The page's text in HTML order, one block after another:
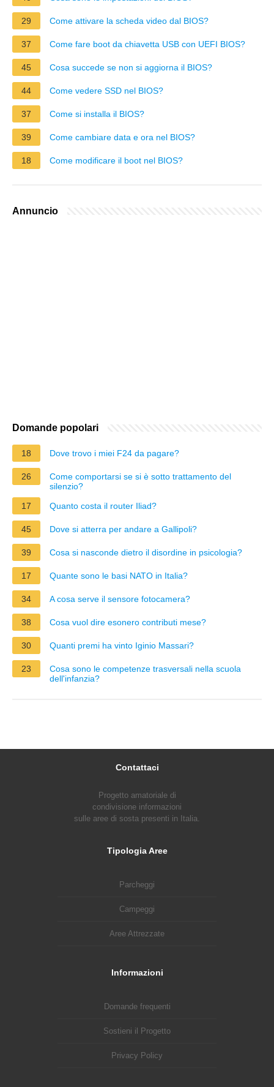
29 Come attivare la scheda video dal BIOS?
37 Come fare boot da chiavetta USB con UEFI BIOS?
45 Cosa succede se non si aggiorna il BIOS?
44 Come vedere SSD nel BIOS?
37 Come si installa il BIOS?
39 Come cambiare data e ora nel BIOS?
18 Come modificare il boot nel BIOS?
Annuncio
Domande popolari
18 Dove trovo i miei F24 da pagare?
26
Come comportarsi se si è sotto trattamento del
silenzio?
17
Quanto costa il router Iliad?
45 Dove si atterra per andare a Gallipoli?
39 Cosa si nasconde dietro il disordine in psicologia?
17 Quante sono le basi NATO in Italia?
34 A cosa serve il sensore fotocamera?
38 Cosa vuol dire esonero contributi mese?
30 Quanti premi ha vinto Iginio Massari?
23
Cosa sono le competenze trasversali nella scuola
dell'infanzia?
Contattaci
Progetto amatoriale di
condivisione informazioni
sulle aree di sosta presenti in Italia.
Tipologia Aree
Parcheggi
Campeggi
Aree Attrezzate
Informazioni
Domande frequenti
Sostieni il Progetto
Privacy Policy